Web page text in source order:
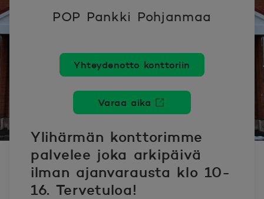
POP Pankki Pohjanmaa
Yhteydenotto konttoriin
Varaa aika
Avautuu uuteen ikkunaan.
Ylihärmän konttorimme
palvelee joka arkipäivä
ilman ajanvarausta klo 10-
16. Tervetuloa!